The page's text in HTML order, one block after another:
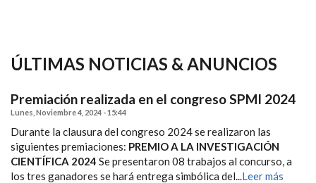
ÚLTIMAS NOTICIAS & ANUNCIOS
Premiación realizada en el congreso SPMI 2024
Lunes, Noviembre 4, 2024 - 15:44
Durante la clausura del congreso 2024 se realizaron las
siguientes premiaciones: PREMIO A LA INVESTIGACIÓN
CIENTÍFICA 2024 Se presentaron 08 trabajos al concurso, a
los tres ganadores se hará entrega simbólica del...Leer más